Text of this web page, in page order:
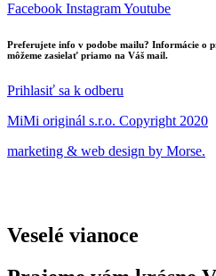
Facebook InstagramYoutube
Preferujete info v podobe mailu? Informácie o
môžeme zasielať priamo na Váš mail.
Prihlasiť sa k odberu
MiMi originál s.r.o. Copyright 2020
marketing & web design by Morse.
Veselé vianoce